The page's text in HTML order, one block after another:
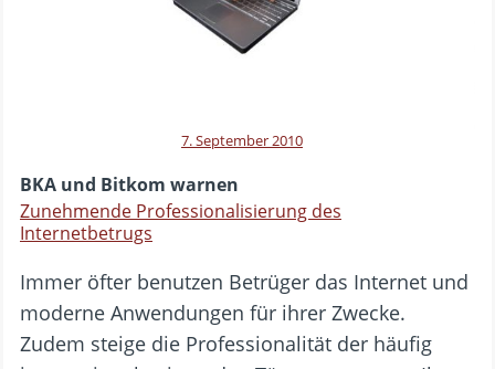
7. September 2010
BKA und Bitkom warnen
Zunehmende Professionalisierung des
Internetbetrugs
Immer öfter benutzen Betrüger das Internet und
moderne Anwendungen für ihrer Zwecke.
Zudem steige die Professionalität der häufig